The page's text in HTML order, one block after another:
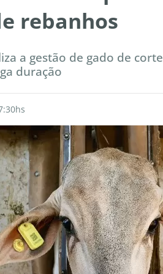
rebanhos
a gestão de gado de
duração